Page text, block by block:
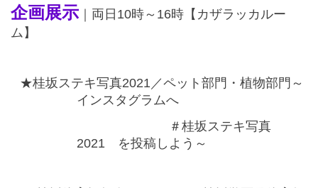
企画展示 ｜両日 10時～ 16時【カザラッカルー
ム】
★桂坂ステキ写真2021 ／ペット部門・植物部門～
インスタグラムへ
＃桂坂ステキ写真
2021 を投稿しよう～